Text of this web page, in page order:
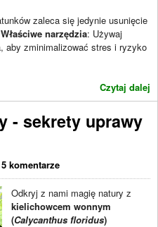
zaleca się jedynie usunięcie
Właściwe narzędzia: Używaj
aby zminimalizować stres i ryzyko
Czytaj dalej
- sekrety uprawy
5 komentarze
Odkryj z nami magię natury z
kielichowcem wonnym
(Calycanthus floridus)